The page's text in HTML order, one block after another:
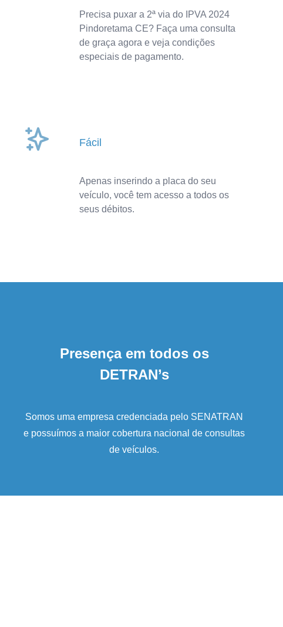
Precisa puxar a 2ª via do IPVA 2024
Pindoretama CE? Faça uma consulta
de graça agora e veja condições
especiais de pagamento.
Fácil
Apenas inserindo a placa do seu
veículo, você tem acesso a todos os
seus débitos.
Presença em todos os
DETRAN’s
Somos uma empresa credenciada pelo SENATRAN
e possuímos a maior cobertura nacional de consultas
de veículos.